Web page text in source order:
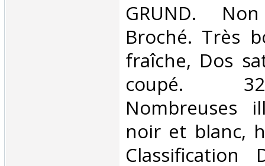
‎GRUND.
Broché. Très
fraîche, Dos
coupé.
Nombreuses
noir et blanc,
Classification